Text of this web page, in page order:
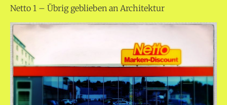
Netto 1 – Übrig geblieben an Architektur